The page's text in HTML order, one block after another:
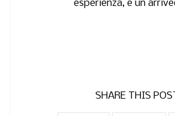
esperienza, e un
SHARE THIS